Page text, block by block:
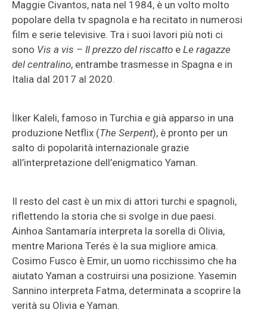
Maggie Civantos, nata nel 1984, è un volto molto
popolare della tv spagnola e ha recitato in numerosi
film e serie televisive. Tra i suoi lavori più noti ci
sono Vis a vis – Il prezzo del riscatto e Le ragazze
del centralino, entrambe trasmesse in Spagna e in
Italia dal 2017 al 2020.
İlker Kaleli, famoso in Turchia e già apparso in una
produzione Netflix (The Serpent), è pronto per un
salto di popolarità internazionale grazie
all’interpretazione dell’enigmatico Yaman.
Il resto del cast è un mix di attori turchi e spagnoli,
riflettendo la storia che si svolge in due paesi.
Ainhoa Santamaría interpreta la sorella di Olivia,
mentre Mariona Terés è la sua migliore amica.
Cosimo Fusco è Emir, un uomo ricchissimo che ha
aiutato Yaman a costruirsi una posizione. Yasemin
Sannino interpreta Fatma, determinata a scoprire la
verità su Olivia e Yaman.